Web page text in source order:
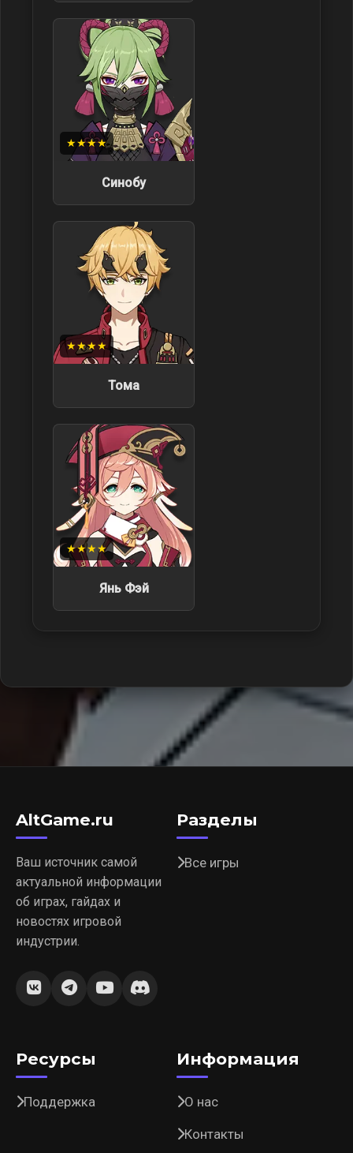
★★★★
Синобу
★★★★
Тома
★★★★
Янь Фэй
AltGame.ru
Ваш источник самой
актуальной информации
об играх, гайдах и
новостях игровой
индустрии.
Разделы
Все игры
Ресурсы
Поддержка
Информация
О нас
Контакты